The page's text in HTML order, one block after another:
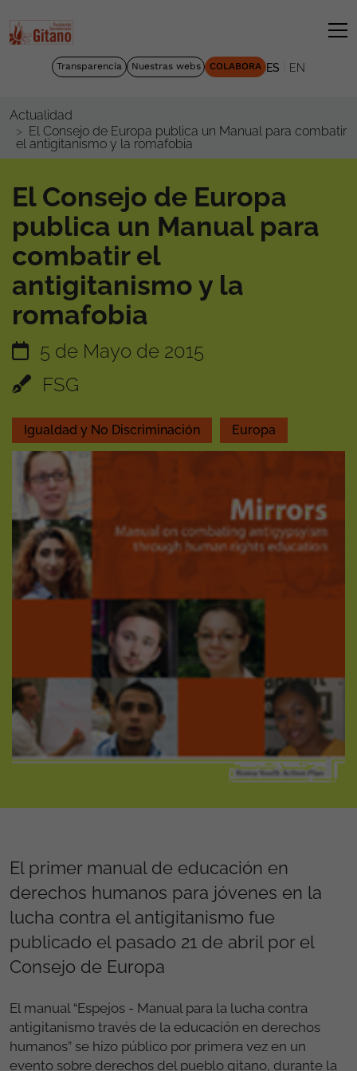
Transparencia Nuestras webs COLABORA ES EN
Actualidad
El Consejo de Europa publica un Manual para combatir
el antigitanismo y la romafobia
El Consejo de Europa
publica un Manual para
combatir el
antigitanismo y la
romafobia
5 de Mayo de 2015
FSG
Igualdad y No Discriminación Europa
El primer manual de educación en
derechos humanos para jóvenes en la
lucha contra el antigitanismo fue
publicado el pasado 21 de abril por el
Consejo de Europa
El manual “Espejos - Manual para la lucha contra
antigitanismo través de la educación en derechos
humanos” se hizo público por primera vez en un
evento sobre derechos del pueblo gitano, durante la